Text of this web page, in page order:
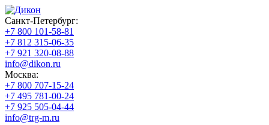
Санкт-Петербург:
+7 800 101-58-81
+7 812 315-06-35
+7 921 320-08-88
info@dikon.ru
Москва:
+7 800 707-15-24
+7 495 781-00-24
+7 925 505-04-44
info@trg-m.ru